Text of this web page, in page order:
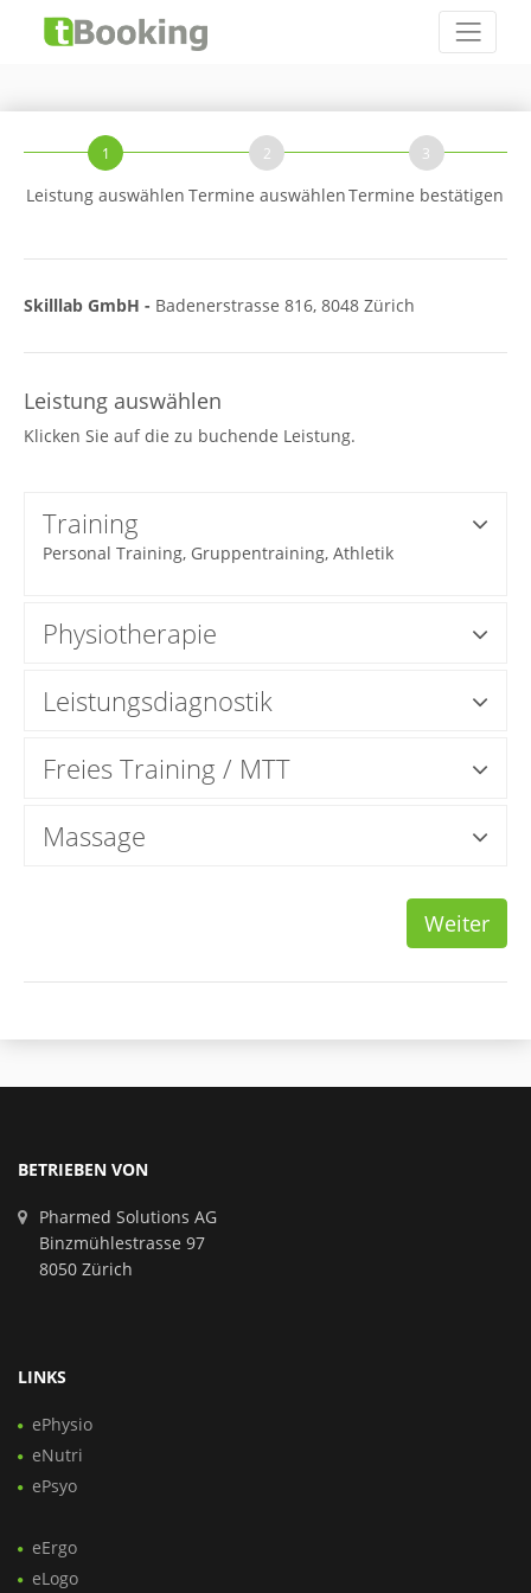
1
Leistung auswählen
2
Termine auswählen
3
Termine bestätigen
Skilllab GmbH - Badenerstrasse 816, 8048 Zürich
Leistung auswählen
Klicken Sie auf die zu buchende Leistung.
Training
Personal Training, Gruppentraining, Athletik
Physiotherapie
Leistungsdiagnostik
Freies Training / MTT
Massage
Weiter
BETRIEBEN VON
Pharmed Solutions AG
Binzmühlestrasse 97
8050 Zürich
LINKS
ePhysio
eNutri
ePsyo
eErgo
eLogo